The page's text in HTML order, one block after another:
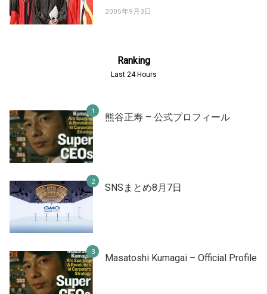
2005年9月3日
Ranking
Last 24 Hours
熊谷正寿 – 公式プロフィール
SNSまとめ8月7日
Masatoshi Kumagai – Official Profile